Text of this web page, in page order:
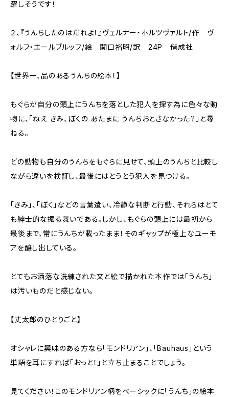
躍しそうです！
２、『うんちしたのはだれよ！』ヴェルナー・ホルツヴァルト/作 ヴ
ォルフ・エールブルッフ/絵 関口裕昭/訳 24P 偕成社
【世界一、品のあるうんちの絵本！】
もぐらが自分の頭上にうんちを落とした犯人を探す為に色々な動
物に、「ねえ きみ、ぼくの あたまに うんちおとさなかった？」と尋
ねる。
どの動物も自分のうんちをもぐらに見せて、頭上のうんちと比較し
ながら違いを検証し、最後にはとうとう犯人を見つける。
「きみ」、「ぼく」などの言葉遣い、冷静な判断と行動、それらはとて
も紳士的な振る舞いである。しかし、もぐらの頭上には最初から
最後まで、常にうんちが載ったまま！そのギャップが極上なユーモ
アを醸し出している。
とてもお洒落な洗練された文と絵で描かれた本作では「うんち」
は汚いものだと感じない。
【丈太郎のひとりごと】
オシャレに興味のある方なら「モンドリアン」、「Bauhaus」という
単語を耳にすれば「おっと！」と立ち止まることでしょう。
見てください！このモンドリアン柄をベーシックに「うんち」の絵本